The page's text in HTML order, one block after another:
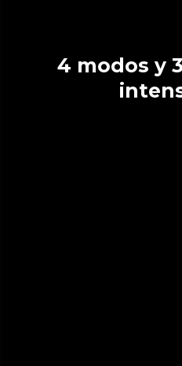
4 modos y 3 niveles de